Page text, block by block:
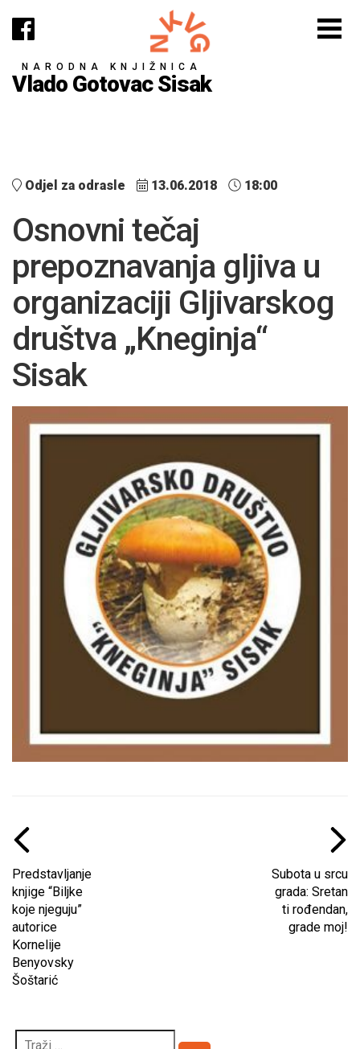
NARODNA KNJIŽNICA
Vlado Gotovac Sisak
Odjel za odrasle 13.06.2018 18:00
Osnovni tečaj
prepoznavanja gljiva u
organizaciji Gljivarskog
društva „Kneginja“
Sisak
Predstavljanje
knjige “Biljke
koje njeguju”
autorice
Kornelije
Benyovsky
Šoštarić
Subota u srcu
grada: Sretan
ti rođendan,
grade moj!